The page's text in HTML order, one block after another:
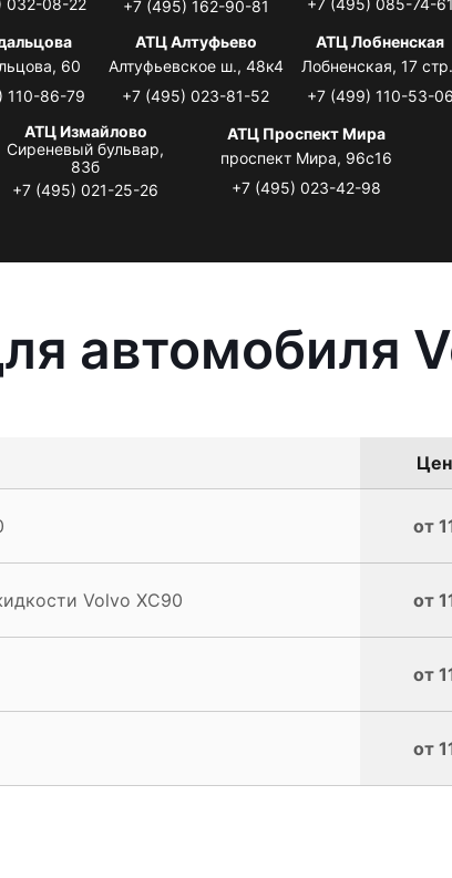
+7 (495) 162-90-81
60
110-86-79
АТЦ Алтуфьево
Алтуфьевское ш., 48к4
+7 (495) 023-81-52
АТЦ Лобненская
Лобненская, 17
+7 (499) 110-53-06
АТЦ Измайлово
Сиреневый бульвар,
83б
+7 (495) 021-25-26
АТЦ Проспект Мира
проспект Мира, 96с16
+7 (495) 023-42-98
автомобиля
от
Volvo XC90 от
от
от